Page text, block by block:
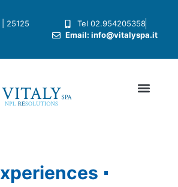
25125
Tel 02.954205358
Email: info@vitalyspa.it